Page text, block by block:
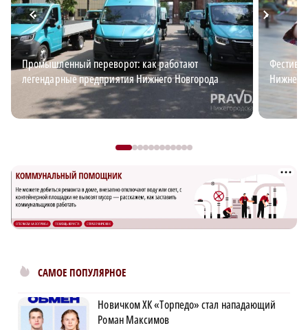
Промышленный переворот: как работают
легендарные предприятия Нижнего Новгорода
САМОЕ ПОПУЛЯРНОЕ
Новичком ХК «Торпедо» стал нападающий
Роман Максимов